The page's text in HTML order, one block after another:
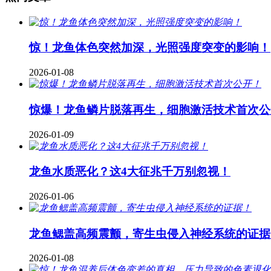
惊！龙鱼体色突然加深，光照强度突变的影响！
2026-01-08
惊爆！龙鱼鳞片脱落再生，细胞激活技术首次
2026-01-09
龙鱼水质恶化？这4大征兆千万别忽视！
2026-01-06
龙鱼鳃盖高频震颤，寄生虫侵入神经系统的证
2026-01-08